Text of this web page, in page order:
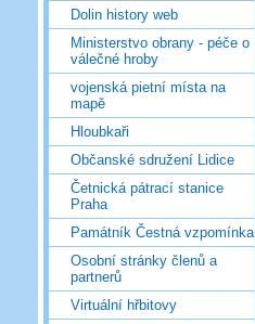
Dolin history web
Ministerstvo obrany - péče o
válečné hroby
vojenská pietní místa na
mapě
Hloubkaři
Občanské sdružení Lidice
Četnická pátrací stanice
Praha
Památník Čestná vzpomínka
Osobní stránky členů a
partnerů
Virtuální hřbitovy